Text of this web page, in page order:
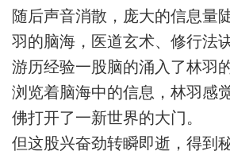
随后声音消散，庞大的信息量
羽的脑海，医道玄术、修行法
游历经验一股脑的涌入了林羽
浏览着脑海中的信息，林羽感
佛打开了一新世界的大门。
但这股兴奋劲转瞬即逝，得到